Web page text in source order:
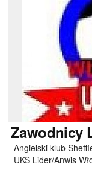
Zawodnicy
Angielski klub
UKS Lider/Anwis